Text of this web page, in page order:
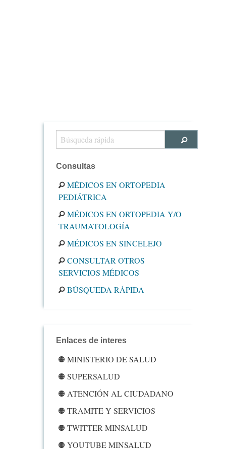
Consultas
MÉDICOS EN ORTOPEDIA
PEDIÁTRICA
MÉDICOS EN ORTOPEDIA Y/O
TRAUMATOLOGÍA
MÉDICOS EN SINCELEJO
CONSULTAR OTROS
SERVICIOS MÉDICOS
BÚSQUEDA RÁPIDA
Enlaces de interes
MINISTERIO DE SALUD
SUPERSALUD
ATENCIÓN AL CIUDADANO
TRAMITE Y SERVICIOS
TWITTER MINSALUD
YOUTUBE MINSALUD